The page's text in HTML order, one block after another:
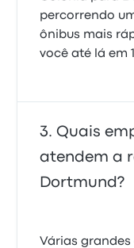
percorrendo
ônibus mais
você até lá em
Quais
atendem a
Dortmund?
Várias